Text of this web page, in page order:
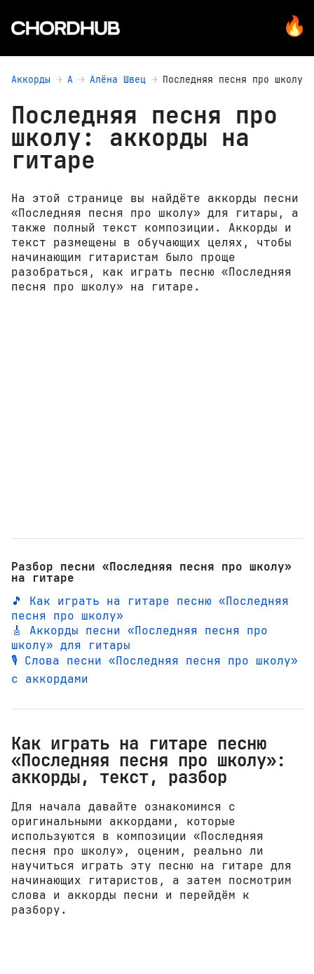
Аккорды А Алёна Швец Последняя песня про школу
Последняя песня про
школу: аккорды на
гитаре
На этой странице вы найдёте аккорды песни
«Последняя песня про школу» для гитары, а
также полный текст композиции. Аккорды и
текст размещены в обучающих целях, чтобы
начинающим гитаристам было проще
разобраться, как играть песню «Последняя
песня про школу» на гитаре.
Разбор песни «Последняя песня про школу»
на гитаре
🎵 Как играть на гитаре песню «Последняя
песня про школу»
🎸 Аккорды песни «Последняя песня про
школу» для гитары
🎙️ Слова песни «Последняя песня про школу»
с аккордами
Как играть на гитаре песню
«Последняя песня про школу»:
аккорды, текст, разбор
Для начала давайте ознакомимся с
оригинальными аккордами, которые
используются в композиции «Последняя
песня про школу», оценим, реально ли
научиться играть эту песню на гитаре для
начинающих гитаристов, а затем посмотрим
слова и аккорды песни и перейдём к
разбору.